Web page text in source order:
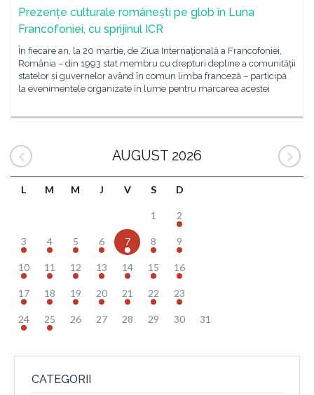
Prezențe culturale românești pe glob în Luna
Francofoniei, cu sprijinul ICR
În fiecare an, la 20 martie, de Ziua Internațională a Francofoniei,
România – din 1993 stat membru cu drepturi depline a comunității
statelor și guvernelor având în comun limba franceză – participă
la evenimentele organizate în lume pentru marcarea acestei
AUGUST 2026
L M M J V S D
1 2
3 4 5 6 7 8 9
10 11 12 13 14 15 16
17 18 19 20 21 22 23
24 25 26 27 28 29 30 31
CATEGORII